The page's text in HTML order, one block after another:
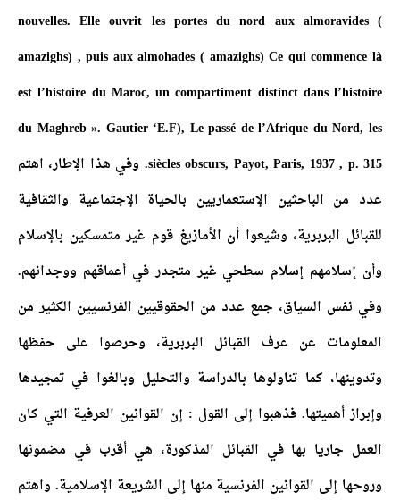
nouvelles. Elle ouvrit les portes du nord aux almoravides (
amazighs) , puis aux almohades ( amazighs) Ce qui commence là
est l’histoire du Maroc, un compartiment distinct dans l’histoire
du Maghreb ». Gautier ‘E.F), Le passé de l’Afrique du Nord, les
siècles obscurs, Payot, Paris, 1937 , p. 315. وفي هذا الإطار، اهتم
عدد من الباحثين الإستعماريين بالحياة الإجتماعية والثقافية
للقبائل البربرية، وشيعوا أن الأمازيغ قوم غير متمسكين بالإسلام
وأن إسلامهم إسلام سطحي غير متجدر في أعماقهم ووجدانهم.
وفي نفس السياق، جمع عدد من الحقوقيين الفرنسيين الكثير من
المعلومات عن عرف القبائل البربرية، وحرصوا على حفظها
وتدوينها، كما تناولوها بالدراسة والتحليل وبالغوا في تمجيدها
وإبراز أهميتها. فذهبوا إلى القول : إن القوانين العرفية التي كان
العمل جاريا بها في القبائل المذكورة، هي أقرب في مضمونها
وروحها إلى القوانين الفرنسية منها إلى الشريعة الإسلامية. واهتم